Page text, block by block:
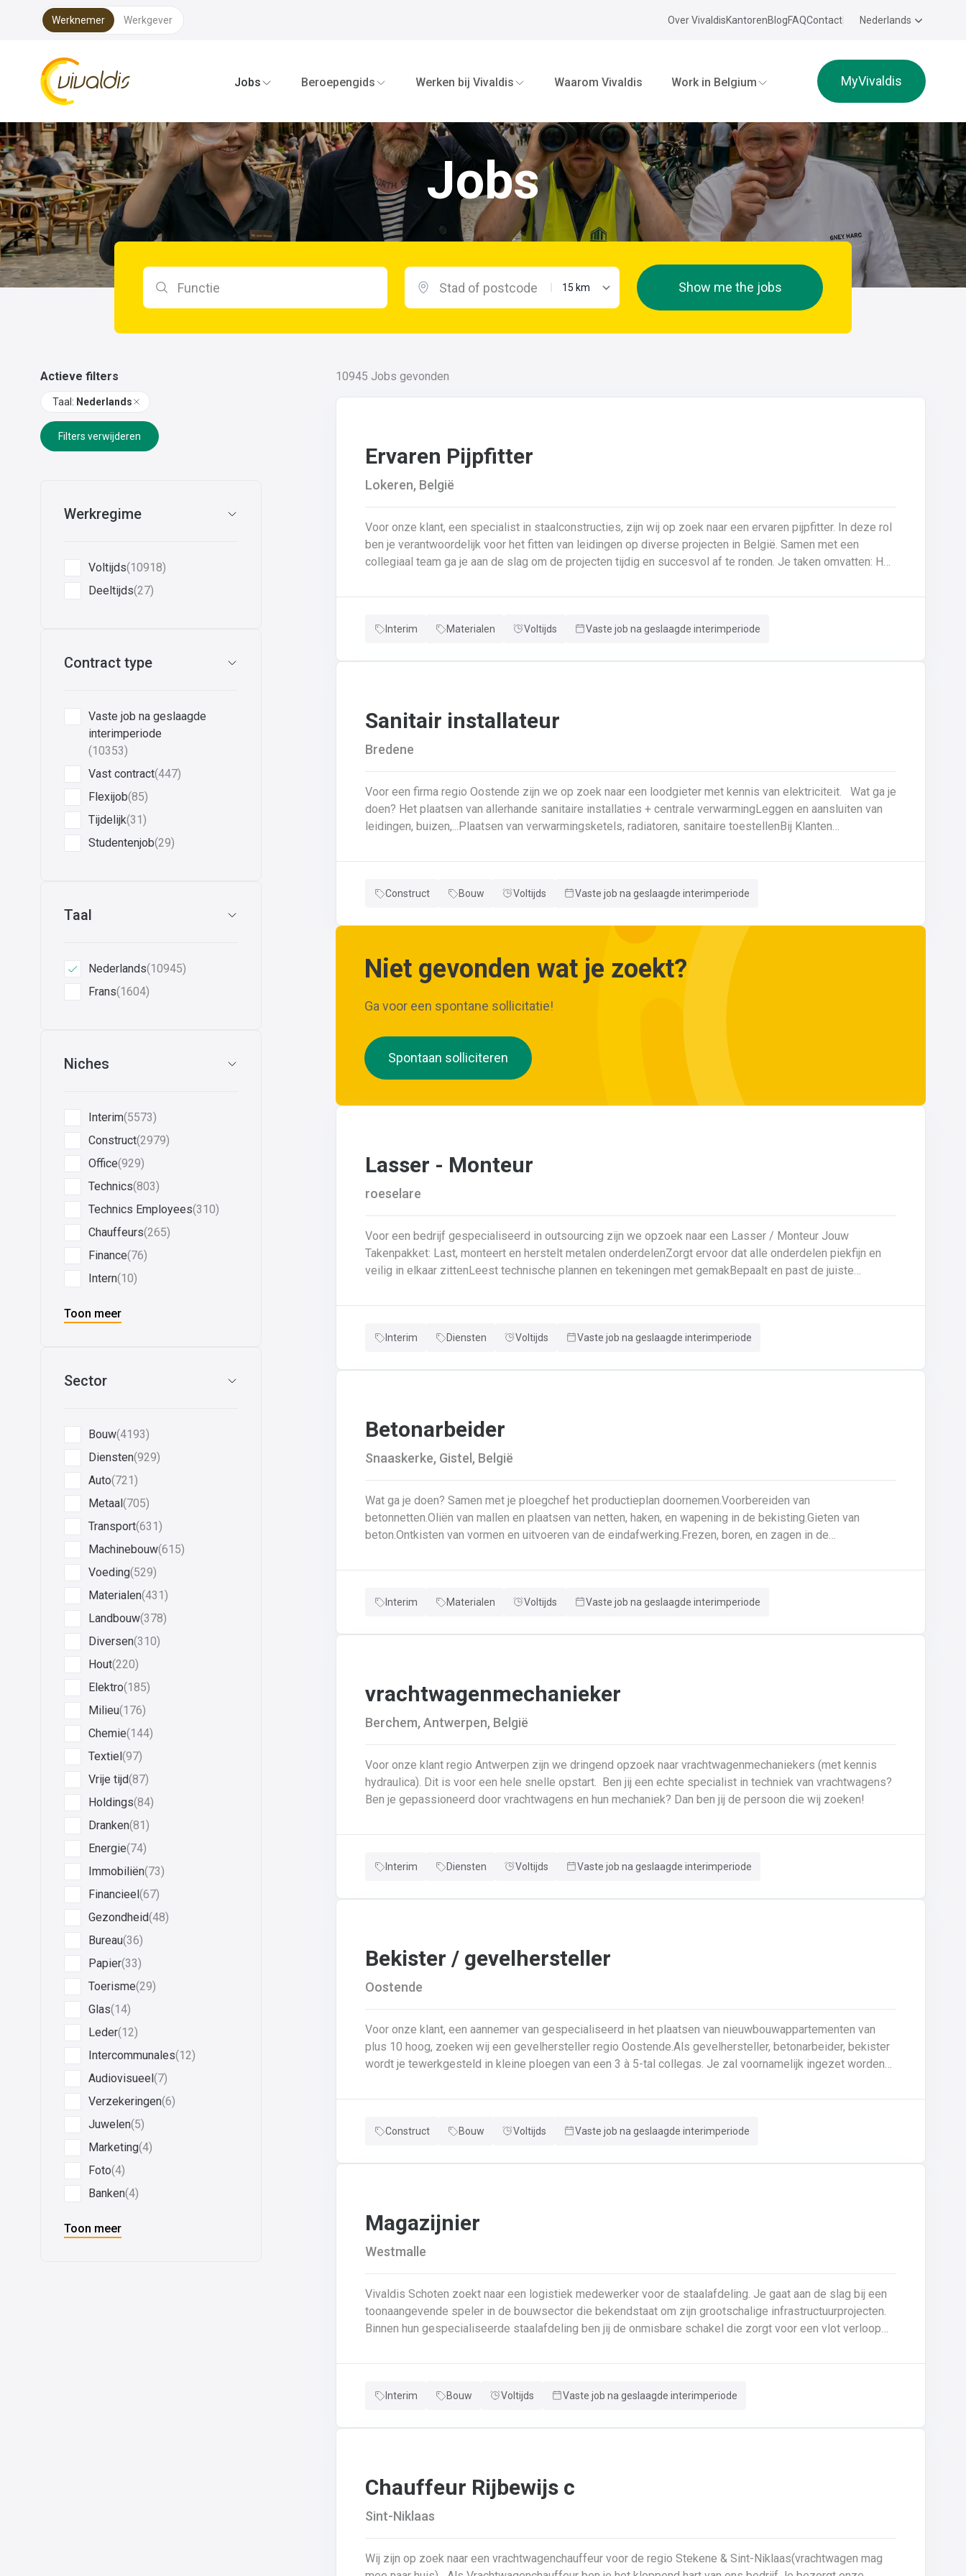
Werknemer Werkgever Over VivaldisKantorenBlogFAQContact Nederlands
Vivaldis Interim
Jobs
Beroepengids Werken bij Vivaldis Waarom Vivaldis Work in Belgium MyVivaldis
Jobs
Zoeken op functie maximale afstand Show me the jobs
Actieve filters
Taal : Nederlands
Filters verwijderen
Werkregime
Voltijds(10918)
Deeltijds(27)
Contract type
Vaste job na geslaagde
interimperiode
(10353)
Vast contract(447)
Flexijob(85)
Tijdelijk(31)
Studentenjob(29)
Taal
Nederlands(10945)
Frans(1604)
Niches
Interim(5573)
Construct(2979)
Office(929)
Technics(803)
Technics Employees(310)
Chauffeurs(265)
Finance(76)
Intern(10)
Toon meer
Sector
Bouw(4193)
Diensten(929)
Auto(721)
Metaal(705)
Transport(631)
Machinebouw(615)
Voeding(529)
Materialen(431)
Landbouw(378)
Diversen(310)
Hout(220)
Elektro(185)
Milieu(176)
Chemie(144)
Textiel(97)
Vrije tijd(87)
Holdings(84)
Dranken(81)
Energie(74)
Immobiliën(73)
Financieel(67)
Gezondheid(48)
Bureau(36)
Papier(33)
Toerisme(29)
Glas(14)
Leder(12)
Intercommunales(12)
Audiovisueel(7)
Verzekeringen(6)
Juwelen(5)
Marketing(4)
Foto(4)
Banken(4)
Toon meer
10945 Jobs gevonden
Ervaren Pijpfitter
Lokeren, België
Voor onze klant, een specialist in staalconstructies, zijn wij op zoek naar een ervaren pijpfitter. In deze rol
ben je verantwoordelijk voor het fitten van leidingen op diverse projecten in België. Samen met een
collegiaal team ga je aan de slag om de projecten tijdig en succesvol af te ronden. Je taken omvatten: Het
van leidingen in samenwerking met je collega’s.Basisonderhoud aan machines en installaties.Kritische
en bijhouden van lasdossiers.Interpretatie en uitvoering van ISO-tekeningen en P&ID’s.Herstellingen en
Interim Materialen Voltijds Vaste job na geslaagde interimperiode
Sanitair installateur
Bredene
Voor een firma regio Oostende zijn we op zoek naar een loodgieter met kennis van elektriciteit. Wat ga je
doen? Het plaatsen van allerhande sanitaire installaties + centrale verwarmingLeggen en aansluiten van
leidingen, buizen,...Plaatsen van verwarmingsketels, radiatoren, sanitaire toestellenBij Klanten
Neem gerust de vacature even door! Indien je nog vragen hebt, kan je ons telefonisch of via mail bereiken op 059 80
Construct Bouw Voltijds Vaste job na geslaagde interimperiode
Niet gevonden wat je zoekt?
Ga voor een spontane sollicitatie!
Spontaan solliciteren
Lasser - Monteur
roeselare
Voor een bedrijf gespecialiseerd in outsourcing zijn we opzoek naar een Lasser / Monteur Jouw
Takenpakket: Last, monteert en herstelt metalen onderdelenZorgt ervoor dat alle onderdelen piekfijn en
veilig in elkaar zittenLeest technische plannen en tekeningen met gemakBepaalt en past de juiste
veiligheidsvoorschriftenDraagt bij aan een stevige en duurzame basis voor elk project
Interim Diensten Voltijds Vaste job na geslaagde interimperiode
Betonarbeider
Snaaskerke, Gistel, België
Wat ga je doen? Samen met je ploegchef het productieplan doornemen.Voorbereiden van
betonnetten.Oliën van mallen en plaatsen van netten, haken, en wapening in de bekisting.Gieten van
beton.Ontkisten van vormen en uitvoeren van de eindafwerking.Frezen, boren, en zagen in de
en naleven van veiligheids-, kwaliteits-, en milieuregels.
Interim Materialen Voltijds Vaste job na geslaagde interimperiode
vrachtwagenmechanieker
Berchem, Antwerpen, België
Voor onze klant regio Antwerpen zijn we dringend opzoek naar vrachtwagenmechaniekers (met kennis
hydraulica). Dit is voor een hele snelle opstart. Ben jij een echte specialist in techniek van vrachtwagens?
Ben je gepassioneerd door vrachtwagens en hun mechaniek? Dan ben jij de persoon die wij zoeken!
Interim Diensten Voltijds Vaste job na geslaagde interimperiode
Bekister / gevelhersteller
Oostende
Voor onze klant, een aannemer van gespecialiseerd in het plaatsen van nieuwbouwappartementen van
plus 10 hoog, zoeken wij een gevelhersteller regio Oostende.Als gevelhersteller, betonarbeider, bekister
wordt je tewerkgesteld in kleine ploegen van een 3 à 5-tal collegas. Je zal voornamelijk ingezet worden
van gevelbekleding;Gebruik maken van deze technieken: crepi bepleistering steenstrips hout
een beschermlaag;Herstellen van beton met hoogwaardige reparatiemortel. Beton is je 2de natuur en
aanpakken. Dan is dit zeker de job voor jou!
Construct Bouw Voltijds Vaste job na geslaagde interimperiode
Magazijnier
Westmalle
Vivaldis Schoten zoekt naar een logistiek medewerker voor de staalafdeling. Je gaat aan de slag bij een
toonaangevende speler in de bouwsector die bekendstaat om zijn grootschalige infrastructuurprojecten.
Binnen hun gespecialiseerde staalafdeling ben jij de onmisbare schakel die zorgt voor een vlot verloop
efficiëntie centraal staan. 📍 Wat kan je van de job verwachten? Laden van vrachtwagens: Je zorgt ervoor
nauwgezet de vrachtbrieven en veiligheidsregels volgt.Intern transport: Je bent verantwoordelijk voor het
Assistentie in de schilderhal: Je ondersteunt het proces door staalelementen klaar te leggen en om te
Interim Bouw Voltijds Vaste job na geslaagde interimperiode
Chauffeur Rijbewijs c
Sint-Niklaas
Wij zijn op zoek naar een vrachtwagenchauffeur voor de regio Stekene & Sint-Niklaas(vrachtwagen mag